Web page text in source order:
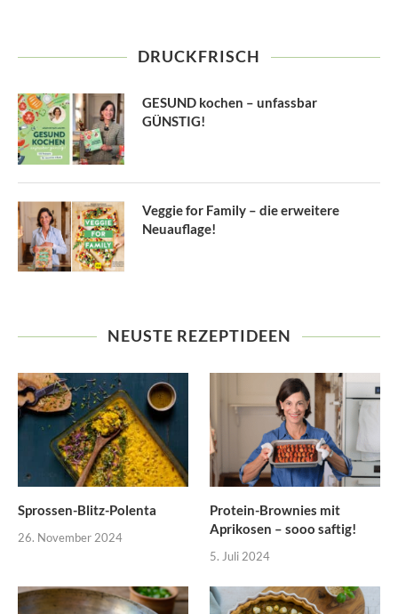
DRUCKFRISCH
GESUND kochen – unfassbar
GÜNSTIG!
Veggie for Family – die erweitere
Neuauflage!
NEUSTE REZEPTIDEEN
Sprossen-Blitz-Polenta
26. November 2024
Protein-Brownies mit
Aprikosen – sooo saftig!
5. Juli 2024